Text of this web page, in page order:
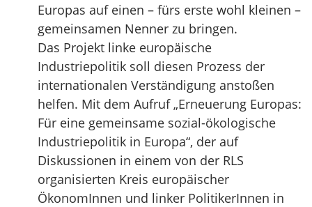
Europas auf einen – fürs erste wohl kleinen –
gemeinsamen Nenner zu bringen.
Das Projekt linke europäische
Industriepolitik soll diesen Prozess der
internationalen Verständigung anstoßen
helfen. Mit dem Aufruf „Erneuerung Europas:
Für eine gemeinsame sozial-ökologische
Industriepolitik in Europa“, der auf
Diskussionen in einem von der RLS
organisierten Kreis europäischer
ÖkonomInnen und linker PolitikerInnen in